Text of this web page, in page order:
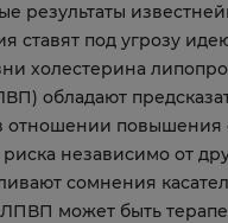
результаты
ставят под угрозу
холестерина
обладают
отношении повышения
риска независимо от
сомнения
может быть